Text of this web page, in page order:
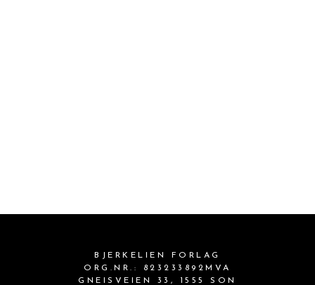
BJERKELIEN FORLAG
ORG.NR.: 823233892MVA
GNEISVEIEN 33, 1555 SON